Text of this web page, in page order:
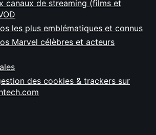
canaux de streaming (films et
les plus emblématiques et connus
Marvel célèbres et acteurs
des cookies & trackers sur